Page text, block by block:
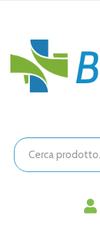
principaleBigfarmacia
Cerca
Prodotto